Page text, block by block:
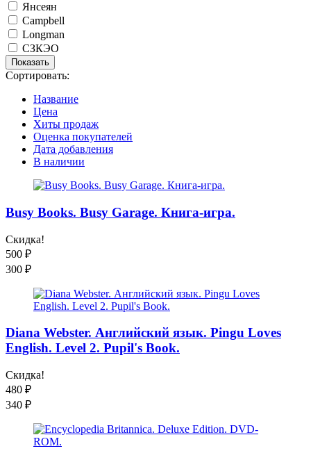
Янсеян
Campbell
Longman
СЗКЭО
Сортировать:
Название
Цена
Хиты продаж
Оценка покупателей
Дата добавления
В наличии
Busy Books. Busy Garage. Книга-игра.
Скидка!
500 ₽
300 ₽
Diana Webster. Английский язык. Pingu Loves
English. Level 2. Pupil's Book.
Скидка!
480 ₽
340 ₽